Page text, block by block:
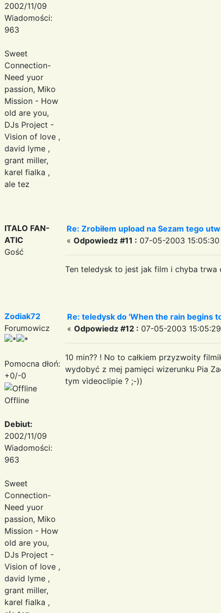
2002/11/09
Wiadomości:
963
Sweet
Connection-
Need yuor
passion, Miko
Mission - How
old are you,
DJs Project -
Vision of love ,
david lyme ,
grant miller,
karel fialka ,
ale tez
ITALO FAN-
ATIC
Gość
Re: Zrobiłem upload na Sezam tego
« Odpowiedz #11 : 07-05-2003 15:05:30
Ten teledysk to jest jak film i chyba trwa
Zodiak72
Forumowicz
Pomocna dłoń:
+0/-0
Offline
Debiut:
2002/11/09
Wiadomości:
963
Sweet
Connection-
Need yuor
passion, Miko
Mission - How
old are you,
DJs Project -
Vision of love ,
david lyme ,
grant miller,
karel fialka ,
Re: teledysk do 'When the rain begins
« Odpowiedz #12 : 07-05-2003
10 min?? ! No to całkiem przyzwoity
wydobyć z mej pamięci wizerunku Pia
tym videoclipie ? ;-))